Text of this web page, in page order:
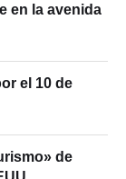
en la avenida
el 10 de
de